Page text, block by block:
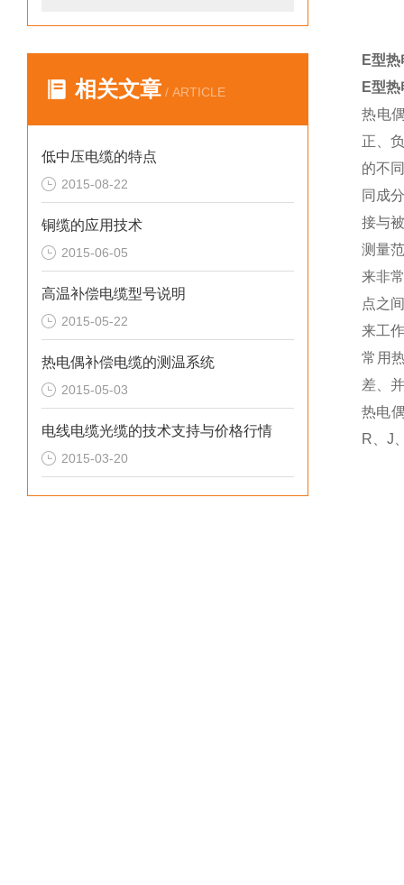
相关文章 / ARTICLE
低中压电缆的特点
2015-08-22
铜缆的应用技术
2015-06-05
高温补偿电缆型号说明
2015-05-22
热电偶补偿电缆的测温系统
2015-05-03
电线电缆光缆的技术支持与价格行情
2015-03-20
E型
E型
热电
正、
的不
同成
接与
测量
来非
点之
来工
常用
差、
热电
R、J